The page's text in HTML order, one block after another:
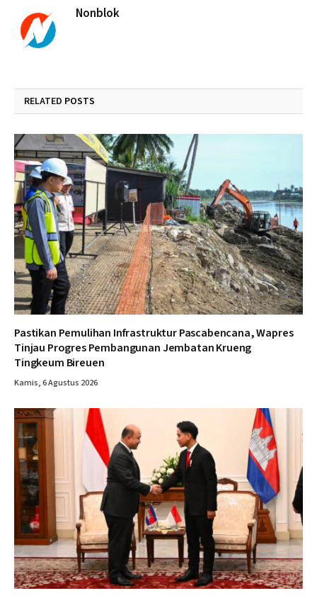
Nonblok
RELATED POSTS
Pastikan Pemulihan Infrastruktur Pascabencana, Wapres
Tinjau Progres Pembangunan Jembatan Krueng
Tingkeum Bireuen
Kamis, 6 Agustus 2026